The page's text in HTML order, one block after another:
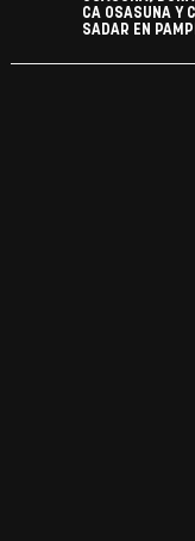
CA OSASUNA Y
SADAR EN